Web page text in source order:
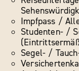
Impfpass /
Studenten- /
Segel- /